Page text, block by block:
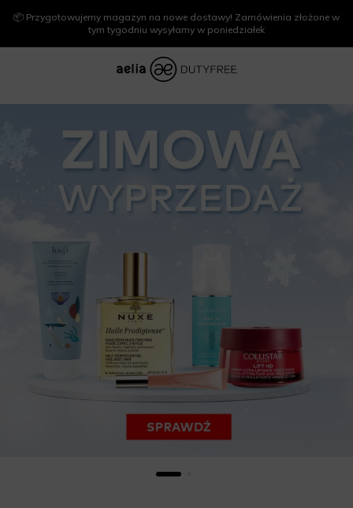
📦 Przygotowujemy magazyn na nowe dostawy! Zamówienia złożone w
tym tygodniu wysyłamy w poniedziałek